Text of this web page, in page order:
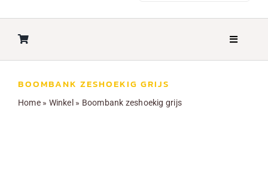
Toggle
Over ons
BOOMBANK ZESHOEKIG GRIJS
Home» Winkel » Boombank zeshoekig grijs